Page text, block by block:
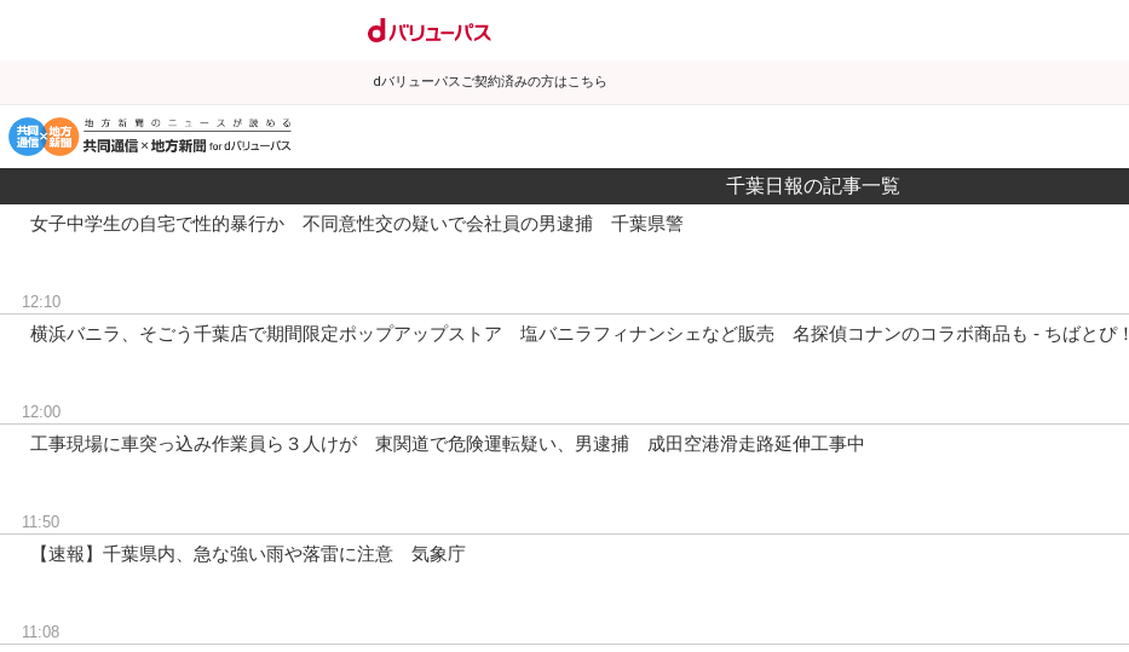
dバリューパスご契約済みの方はこちら
千葉日報の記事一覧
女子中学生の自宅で性的暴行か 不同意性交の疑いで会社員の男逮捕 千葉県警
12:10
横浜バニラ、そごう千葉店で期間限定ポップアップストア 塩バニラフィナンシェなど販売 名探偵コナンのコラボ商品も - ちばとぴ！
12:00
工事現場に車突っ込み作業員ら３人けが 東関道で危険運転疑い、男逮捕 成田空港滑走路延伸工事中
11:50
【速報】千葉県内、急な強い雨や落雷に注意 気象庁
11:08